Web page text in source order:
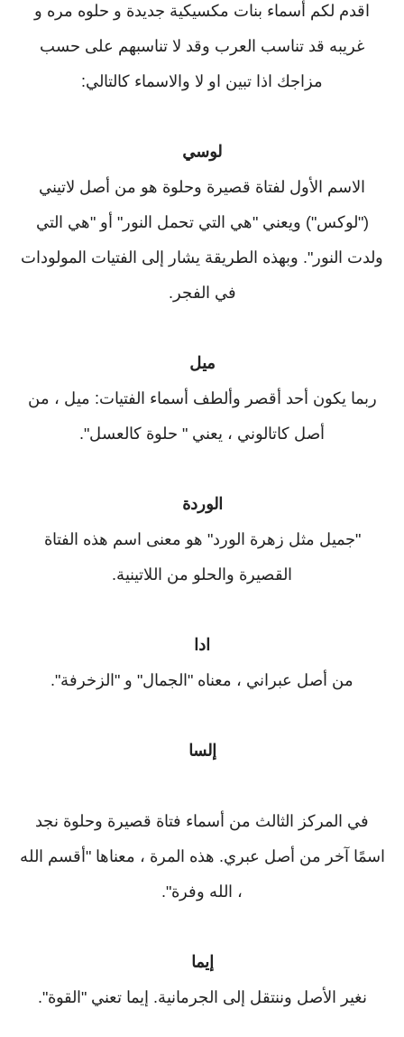
اقدم لكم أسماء بنات مكسيكية جديدة و حلوه مره و
غريبه قد تناسب العرب وقد لا تناسبهم على حسب
مزاجك اذا تبين او لا والاسماء كالتالي:
لوسي
الاسم الأول لفتاة قصيرة وحلوة هو من أصل لاتيني
("لوكس") ويعني "هي التي تحمل النور" أو "هي التي
ولدت النور". وبهذه الطريقة يشار إلى الفتيات المولودات
في الفجر.
ميل
ربما يكون أحد أقصر وألطف أسماء الفتيات: ميل ، من
أصل كاتالوني ، يعني " حلوة كالعسل".
الوردة
"جميل مثل زهرة الورد" هو معنى اسم هذه الفتاة
القصيرة والحلو من اللاتينية.
ادا
من أصل عبراني ، معناه "الجمال" و "الزخرفة".
إلسا
في المركز الثالث من أسماء فتاة قصيرة وحلوة نجد
اسمًا آخر من أصل عبري. هذه المرة ، معناها "أقسم الله
، الله وفرة".
إيما
نغير الأصل وننتقل إلى الجرمانية. إيما تعني "القوة".